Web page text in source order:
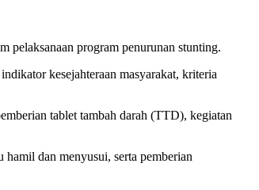
pelaksanaan program penurunan stunting.
kesejahteraan masyarakat, kriteria
tablet tambah darah (TTD), kegiatan
dan menyusui, serta pemberian